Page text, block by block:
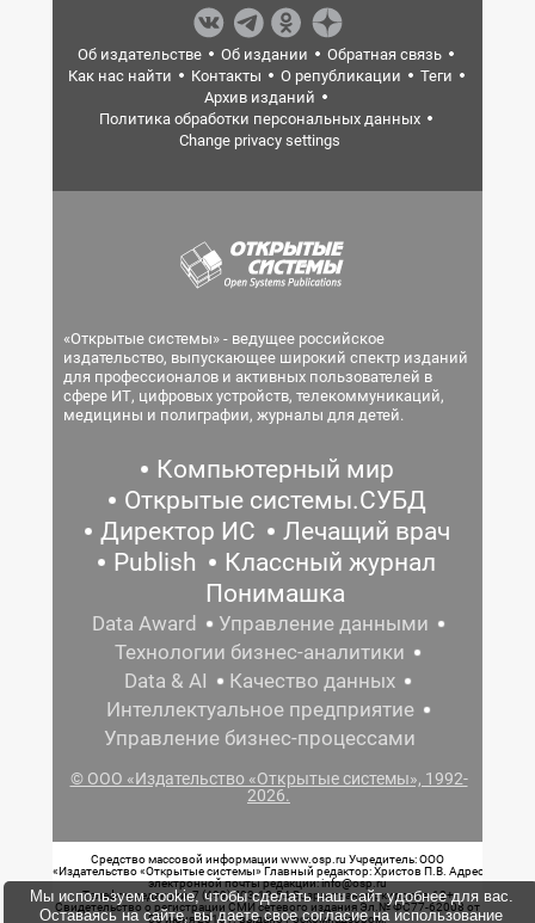
Об издательстве Об издании
Обратная связь
Как нас найти
Контакты О републикации
Теги
Архив изданий
Политика обработки персональных данных
Change privacy settings
«Открытые системы» - ведущее российское
издательство, выпускающее широкий спектр изданий
для профессионалов и активных пользователей в
сфере ИТ, цифровых устройств, телекоммуникаций,
медицины и полиграфии, журналы для детей.
Компьютерный мир
Открытые системы.СУБД
Директор ИС
Лечащий врач
Publish
Классный журнал
Понимашка
Data Award
Управление данными
Технологии бизнес-аналитики
Data & AI
Качество данных
Интеллектуальное предприятие
Управление бизнес-процессами
© ООО «Издательство «Открытые системы», 1992-
2026.
Средство массовой информации www.osp.ru Учредитель: ООО
«Издательство «Открытые системы» Главный редактор: Христов П.В. Адрес
электронной почты редакции: info@osp.ru
Телефон редакции: 7 (499) 703-18-54 Возрастная маркировка: 12+
Свидетельство о регистрации СМИ сетевого издания Эл.№ ФС77-62008 от
05 июня 2015 г. выдано Роскомнадзором.
Мы используем cookie, чтобы сделать наш сайт удобнее для вас.
Оставаясь на сайте, вы даете свое согласие на использование